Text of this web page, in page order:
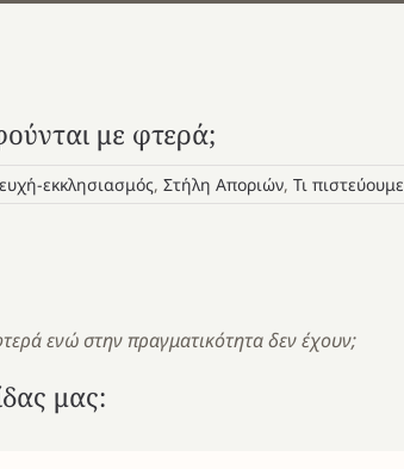
με φτερά;
εκκλησιασμός, Στήλη Αποριών, Τι πιστεύουμε
ενώ στην πραγματικότητα δεν έχουν;
μας: